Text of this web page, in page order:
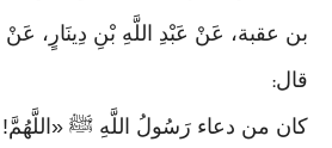
بن عقبة، عَنْ عَبْدِ اللَّهِ بْنِ دِينَارٍ، عَنْ
قال:
كان من دعاء رَسُولُ اللَّهِ ﷺ